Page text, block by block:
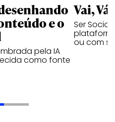
e o
pela IA
como fonte
Vai,
Ser
ou com